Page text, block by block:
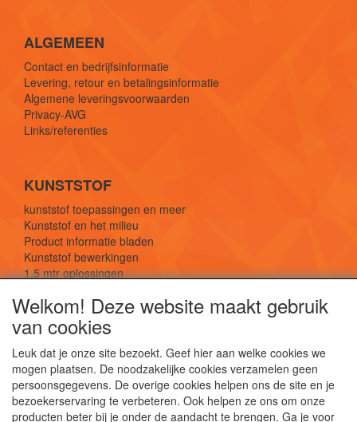
ALGEMEEN
Contact en bedrijfsinformatie
Levering, retour en betalingsinformatie
Algemene leveringsvoorwaarden
Privacy-AVG
Links/referenties
KUNSTSTOF
kunststof toepassingen en meer
Kunststof en het milieu
Product informatie bladen
Kunststof bewerkingen
1,5 mtr oplossingen
SOCIALE MEDIA
Welkom! Deze website maakt gebruik
van cookies
Leuk dat je onze site bezoekt. Geef hier aan welke cookies we
mogen plaatsen. De noodzakelijke cookies verzamelen geen
persoonsgegevens. De overige cookies helpen ons de site en je
bezoekerservaring te verbeteren. Ook helpen ze ons om onze
producten beter bij je onder de aandacht te brengen. Ga je voor